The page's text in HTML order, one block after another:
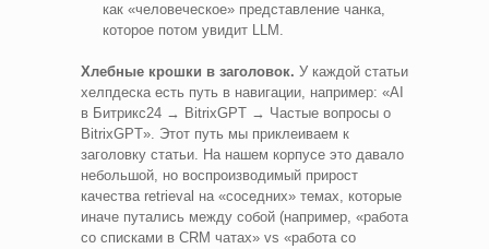
как «человеческое» представление чанка,
которое потом увидит LLM.
Хлебные крошки в заголовок. У каждой статьи
хелпдеска есть путь в навигации, например: «AI
в Битрикс24 → BitrixGPT → Частые вопросы о
BitrixGPT». Этот путь мы приклеиваем к
заголовку статьи. На нашем корпусе это давало
небольшой, но воспроизводимый прирост
качества retrieval на «соседних» темах, которые
иначе путались между собой (например, «работа
со списками в CRM чатах» vs «работа со